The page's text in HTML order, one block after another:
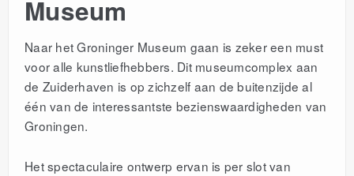
Museum
Naar het Groninger Museum gaan is zeker een must
voor alle kunstliefhebbers. Dit museumcomplex aan
de Zuiderhaven is op zichzelf aan de buitenzijde al
één van de interessantste bezienswaardigheden van
Groningen.
Het spectaculaire ontwerp ervan is per slot van